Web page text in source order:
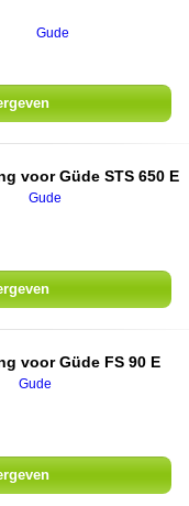
Gude
voor Güde STS 650 E
Gude
voor Güde FS 90 E
Gude